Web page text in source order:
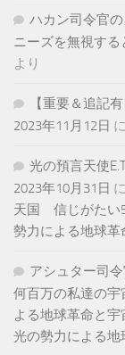
ハカン司令官
ニーズを無視する
より
【重要＆追記
2023年11月12日 に
光の預言天使
2023年10月31日 に
天国 信じがたい
勢力による地球革
アシュター司
何百万の私達の
よる地球革命と
光の勢力による地